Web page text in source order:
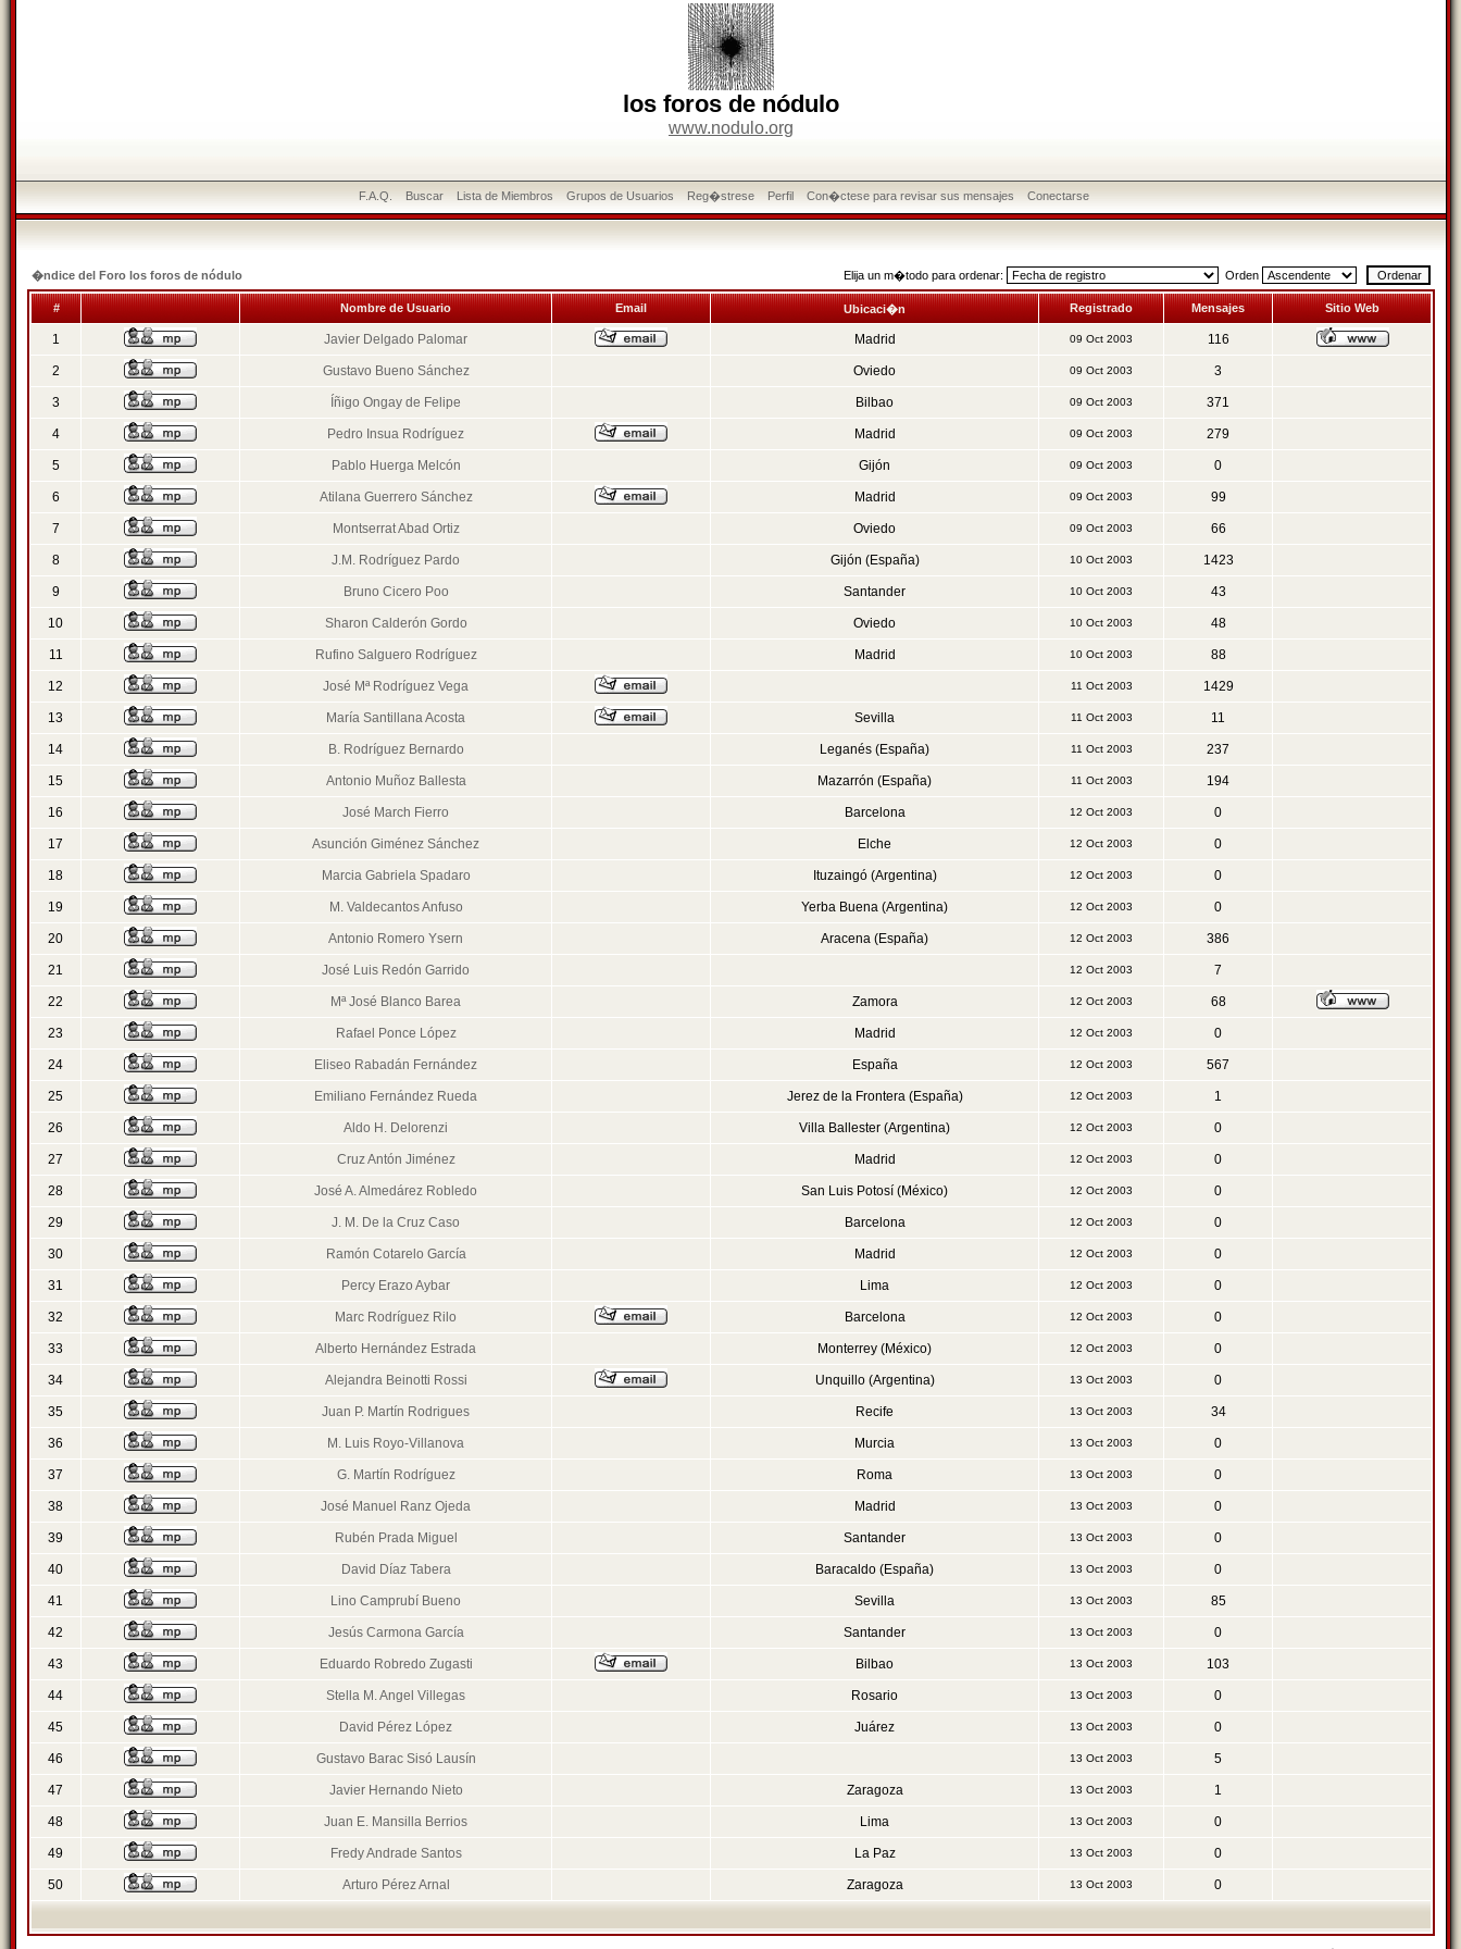
los foros de nódulo
www.nodulo.org
F.A.Q. Buscar Lista de Miembros Grupos de Usuarios Reg�strese Perfil Con�ctese para revisar sus mensajes Conectarse
�ndice del Foro los foros de nódulo Elija un m�todo para ordenar: Orden
# Nombre de Usuario Email Ubicaci�n Registrado Mensajes Sitio Web
1 Javier Delgado Palomar Madrid 09 Oct 2003 116
2 Gustavo Bueno Sánchez Oviedo 09 Oct 2003 3
3 Íñigo Ongay de Felipe Bilbao 09 Oct 2003 371
4 Pedro Insua Rodríguez Madrid 09 Oct 2003 279
5 Pablo Huerga Melcón Gijón 09 Oct 2003 0
6 Atilana Guerrero Sánchez Madrid 09 Oct 2003 99
7 Montserrat Abad Ortiz Oviedo 09 Oct 2003 66
8 J.M. Rodríguez Pardo Gijón (España) 10 Oct 2003 1423
9 Bruno Cicero Poo Santander 10 Oct 2003 43
10 Sharon Calderón Gordo Oviedo 10 Oct 2003 48
11 Rufino Salguero Rodríguez Madrid 10 Oct 2003 88
12 José Mª Rodríguez Vega 11 Oct 2003 1429
13 María Santillana Acosta Sevilla 11 Oct 2003 11
14 B. Rodríguez Bernardo Leganés (España) 11 Oct 2003 237
15 Antonio Muñoz Ballesta Mazarrón (España) 11 Oct 2003 194
16 José March Fierro Barcelona 12 Oct 2003 0
17 Asunción Giménez Sánchez Elche 12 Oct 2003 0
18 Marcia Gabriela Spadaro Ituzaingó (Argentina) 12 Oct 2003 0
19 M. Valdecantos Anfuso Yerba Buena (Argentina) 12 Oct 2003 0
20 Antonio Romero Ysern Aracena (España) 12 Oct 2003 386
21 José Luis Redón Garrido 12 Oct 2003 7
22 Mª José Blanco Barea Zamora 12 Oct 2003 68
23 Rafael Ponce López Madrid 12 Oct 2003 0
24 Eliseo Rabadán Fernández España 12 Oct 2003 567
25 Emiliano Fernández Rueda Jerez de la Frontera (España) 12 Oct 2003 1
26 Aldo H. Delorenzi Villa Ballester (Argentina) 12 Oct 2003 0
27 Cruz Antón Jiménez Madrid 12 Oct 2003 0
28 José A. Almedárez Robledo San Luis Potosí (México) 12 Oct 2003 0
29 J. M. De la Cruz Caso Barcelona 12 Oct 2003 0
30 Ramón Cotarelo García Madrid 12 Oct 2003 0
31 Percy Erazo Aybar Lima 12 Oct 2003 0
32 Marc Rodríguez Rilo Barcelona 12 Oct 2003 0
33 Alberto Hernández Estrada Monterrey (México) 12 Oct 2003 0
34 Alejandra Beinotti Rossi Unquillo (Argentina) 13 Oct 2003 0
35 Juan P. Martín Rodrigues Recife 13 Oct 2003 34
36 M. Luis Royo-Villanova Murcia 13 Oct 2003 0
37 G. Martín Rodríguez Roma 13 Oct 2003 0
38 José Manuel Ranz Ojeda Madrid 13 Oct 2003 0
39 Rubén Prada Miguel Santander 13 Oct 2003 0
40 David Díaz Tabera Baracaldo (España) 13 Oct 2003 0
41 Lino Camprubí Bueno Sevilla 13 Oct 2003 85
42 Jesús Carmona García Santander 13 Oct 2003 0
43 Eduardo Robredo Zugasti Bilbao 13 Oct 2003 103
44 Stella M. Angel Villegas Rosario 13 Oct 2003 0
45 David Pérez López Juárez 13 Oct 2003 0
46 Gustavo Barac Sisó Lausín 13 Oct 2003 5
47 Javier Hernando Nieto Zaragoza 13 Oct 2003 1
48 Juan E. Mansilla Berrios Lima 13 Oct 2003 0
49 Fredy Andrade Santos La Paz 13 Oct 2003 0
50 Arturo Pérez Arnal Zaragoza 13 Oct 2003 0